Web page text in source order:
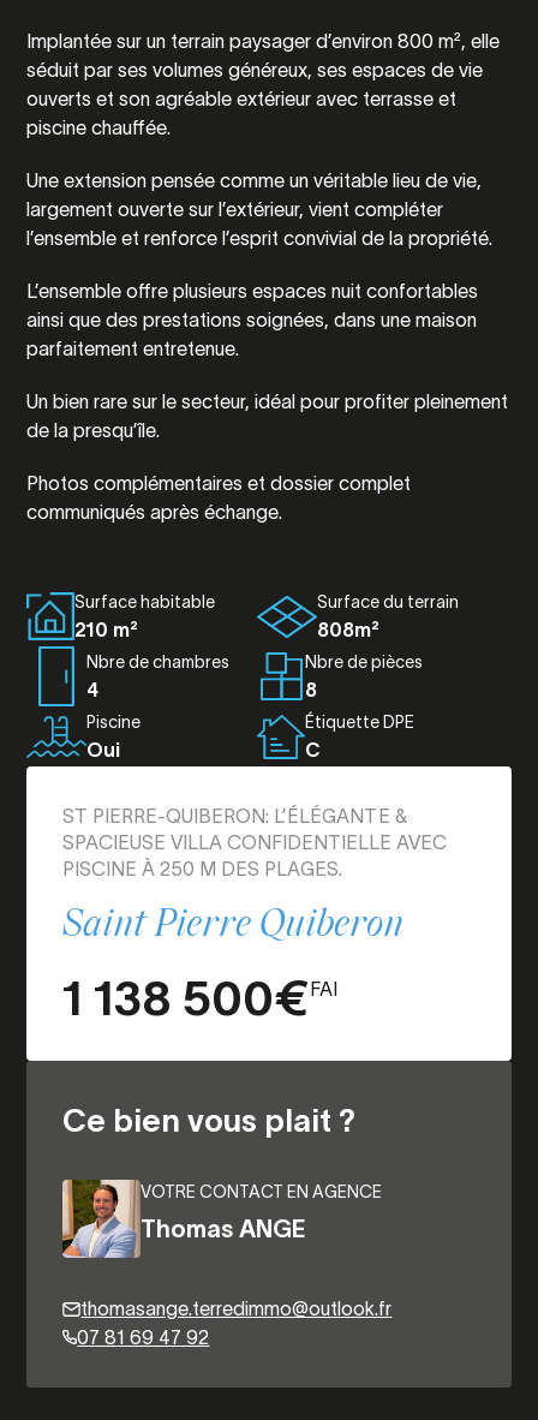
Implantée sur un terrain paysager d’environ 800 m², elle
séduit par ses volumes généreux, ses espaces de vie
ouverts et son agréable extérieur avec terrasse et
piscine chauffée.
Une extension pensée comme un véritable lieu de vie,
largement ouverte sur l’extérieur, vient compléter
l’ensemble et renforce l’esprit convivial de la propriété.
L’ensemble offre plusieurs espaces nuit confortables
ainsi que des prestations soignées, dans une maison
parfaitement entretenue.
Un bien rare sur le secteur, idéal pour profiter pleinement
de la presqu’île.
Photos complémentaires et dossier complet
communiqués après échange.
Surface habitable
210 m²
Surface du terrain
808m²
Nbre de chambres
4
Nbre de pièces
8
Piscine
Oui
Étiquette DPE
C
ST PIERRE-QUIBERON: L’ÉLÉGANTE &
SPACIEUSE VILLA CONFIDENTIELLE AVEC
PISCINE À 250 M DES PLAGES.
Saint Pierre Quiberon
1 138 500€FAI
Ce bien vous plait ?
VOTRE CONTACT EN AGENCE
Thomas ANGE
thomasange.terredimmo@outlook.fr
07 81 69 47 92